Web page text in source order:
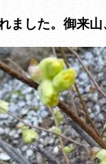
ました。御来山